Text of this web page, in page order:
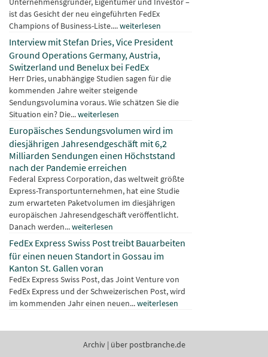
ist das Gesicht der neu eingeführten FedEx
Champions of Business-Liste....weiterlesen
Interview mit Stefan Dries, Vice President
Ground Operations Germany, Austria,
Switzerland und Benelux bei FedEx
Herr Dries, unabhängige Studien sagen für die
kommenden Jahre weiter steigende
Sendungsvolumina voraus. Wie schätzen Sie die
Situation ein? Die...weiterlesen
Europäisches Sendungsvolumen wird im
diesjährigen Jahresendgeschäft mit 6,2
Milliarden Sendungen einen Höchststand
nach der Pandemie erreichen
Federal Express Corporation, das weltweit größte
Express-Transportunternehmen, hat eine Studie
zum erwarteten Paketvolumen im diesjährigen
europäischen Jahresendgeschäft veröffentlicht.
Danach werden...weiterlesen
FedEx Express Swiss Post treibt Bauarbeiten
für einen neuen Standort in Gossau im
Kanton St. Gallen voran
FedEx Express Swiss Post, das Joint Venture von
FedEx Express und der Schweizerischen Post, wird
im kommenden Jahr einen neuen...weiterlesen
Archiv| über postbranche.de